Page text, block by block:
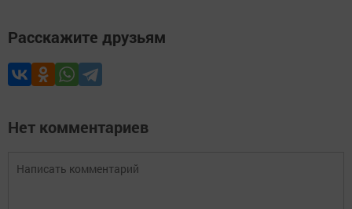
Расскажите друзьям
Нет комментариев